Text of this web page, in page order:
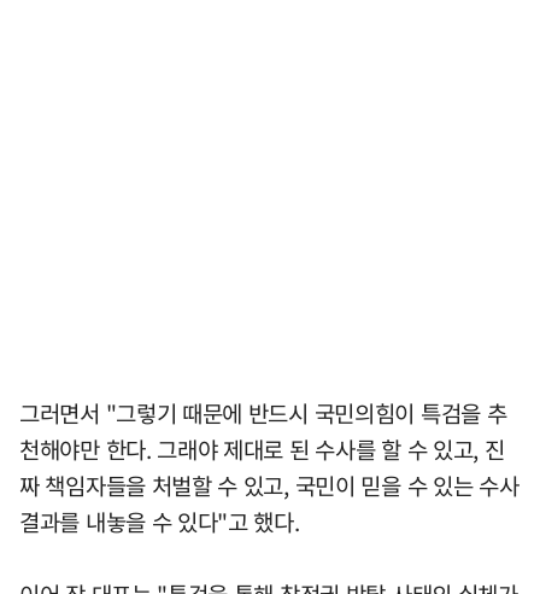
그러면서 "그렇기 때문에 반드시 국민의힘이 특검을 추
천해야만 한다. 그래야 제대로 된 수사를 할 수 있고, 진
짜 책임자들을 처벌할 수 있고, 국민이 믿을 수 있는 수사
결과를 내놓을 수 있다"고 했다.